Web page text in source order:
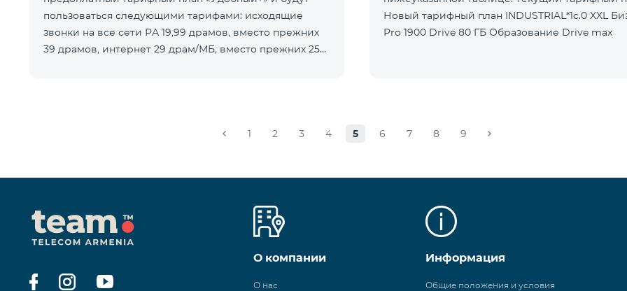
пользоваться следующими тарифами: исходящие
звонки на все сети РА 19,99 драмов, вместо прежних
39 драмов, интернет 29 драм/МБ, вместо прежних 25
Новый тарифный план INDUSTRIAL*1c.0 XXL Бизнес 1
Pro 1900 Drive 80 ГБ Образование Drive max
1 2 3 4 5 6 7 8 9
О компании
О нас
Информация
Общие положения и условия